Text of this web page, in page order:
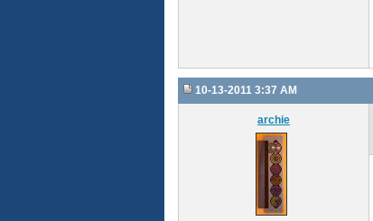
10-13-2011 3:37 AM
archie